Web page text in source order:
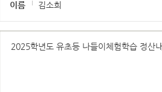
이름 김소희
2025학년도 유초등 나들이체험학습 정산